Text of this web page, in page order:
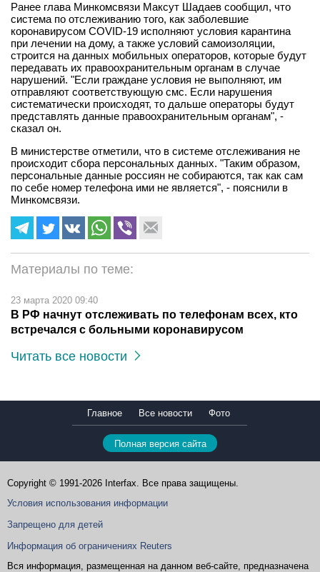
Ранее глава Минкомсвязи Максут Шадаев сообщил, что
система по отслеживанию того, как заболевшие
коронавирусом COVID-19 исполняют условия карантина
при лечении на дому, а также условий самоизоляции,
строится на данных мобильных операторов, которые будут
передавать их правоохранительным органам в случае
нарушений. "Если граждане условия не выполняют, им
отправляют соответствующую смс. Если нарушения
систематически происходят, то дальше операторы будут
представлять данные правоохранительным органам", -
сказал он.
В министерстве отметили, что в системе отслеживания не
происходит сбора персональных данных. "Таким образом,
персональные данные россиян не собираются, так как сам
по себе номер телефона ими не является", - пояснили в
Минкомсвязи.
Материалы по теме:
23 марта 2020 09:40
В РФ начнут отслеживать по телефонам всех, кто
встречался с больными коронавирусом
Читать все новости
Главное Все новости Фото
Полная версия сайта
Copyright © 1991-2026 Interfax. Все права защищены.
Условия использования информации
Запрещено для детей
Информация об ограничениях Reuters
Вся информация, размещенная на данном веб-сайте, предназначена